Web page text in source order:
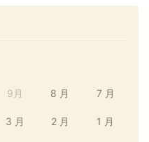
9月 8 月 7 月
3 月 2 月 1 月